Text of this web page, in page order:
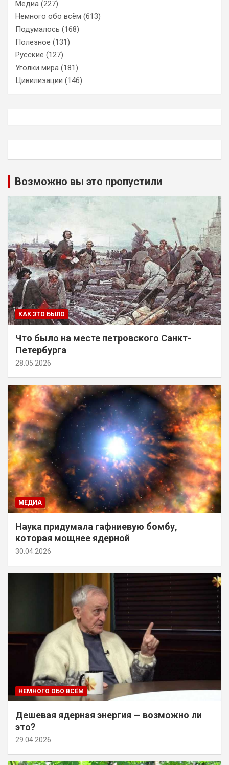
Медиа (227)
Немного обо всём (613)
Подумалось (168)
Полезное (131)
Русские (127)
Уголки мира (181)
Цивилизации (146)
Возможно вы это пропустили
КАК ЭТО БЫЛО
Что было на месте петровского Санкт-
Петербурга
28.05.2026
МЕДИА
Наука придумала гафниевую бомбу,
которая мощнее ядерной
30.04.2026
НЕМНОГО ОБО ВСЁМ
Дешевая ядерная энергия — возможно ли
это?
29.04.2026